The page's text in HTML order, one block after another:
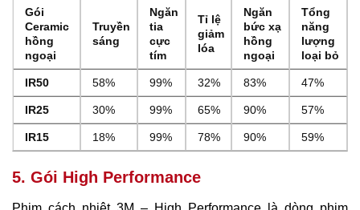
Gói
Ceramic
hồng
ngoại
Truyền
sáng
Ngăn
tia
cực
tím
Tỉ lệ
giảm
lóa
Ngăn
bức xạ
hồng
ngoại
Tổng
năng
lượng
loại bỏ
IR50 58% 99% 32% 83% 47%
IR25 30% 99% 65% 90% 57%
IR15 18% 99% 78% 90% 59%
5. Gói High Performance